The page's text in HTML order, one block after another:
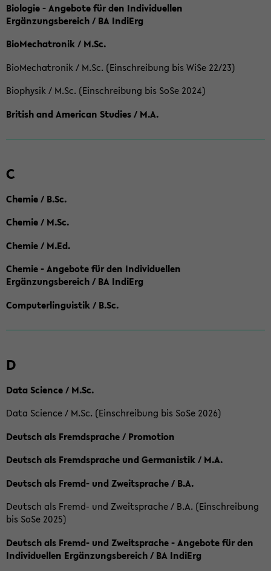
Biologie - Angebote für den Individuellen
Ergänzungsbereich / BA IndiErg
BioMechatronik / M.Sc.
BioMechatronik / M.Sc. (Einschreibung bis WiSe 22/23)
Biophysik / M.Sc. (Einschreibung bis SoSe 2024)
British and American Studies / M.A.
C
Chemie / B.Sc.
Chemie / M.Sc.
Chemie / M.Ed.
Chemie - Angebote für den Individuellen
Ergänzungsbereich / BA IndiErg
Computerlinguistik / B.Sc.
D
Data Science / M.Sc.
Data Science / M.Sc. (Einschreibung bis SoSe 2026)
Deutsch als Fremdsprache / Promotion
Deutsch als Fremdsprache und Germanistik / M.A.
Deutsch als Fremd- und Zweitsprache / B.A.
Deutsch als Fremd- und Zweitsprache / B.A. (Einschreibung
bis SoSe 2025)
Deutsch als Fremd- und Zweitsprache - Angebote für den
Individuellen Ergänzungsbereich / BA IndiErg